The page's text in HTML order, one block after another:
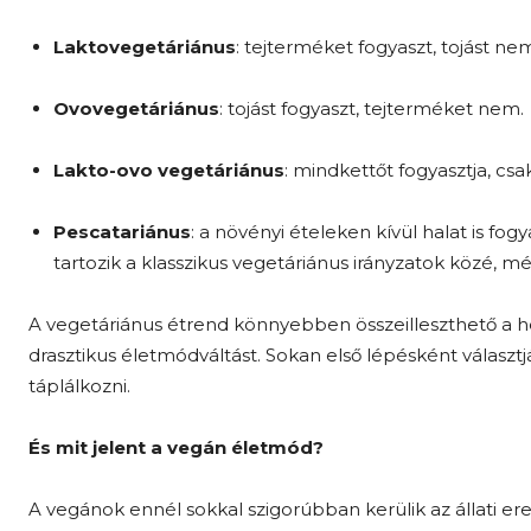
Laktovegetáriánus: tejterméket fogyaszt, tojást
Ovovegetáriánus: tojást fogyaszt, tejterméket nem.
Lakto-ovo vegetáriánus: mindkettőt fogyasztja,
Pescatariánus: a növényi ételeken kívül halat is
tartozik a klasszikus vegetáriánus irányzatok közé,
A vegetáriánus étrend könnyebben összeilleszthető
drasztikus életmódváltást. Sokan első lépésként
táplálkozni.
És mit jelent a vegán életmód?
A vegánok ennél sokkal szigorúbban kerülik az állati